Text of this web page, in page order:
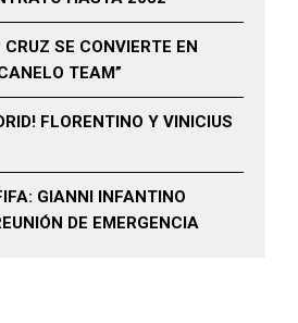
SE CONVIERTE EN
TEAM”
FLORENTINO Y VINICIUS
GIANNI INFANTINO
DE EMERGENCIA